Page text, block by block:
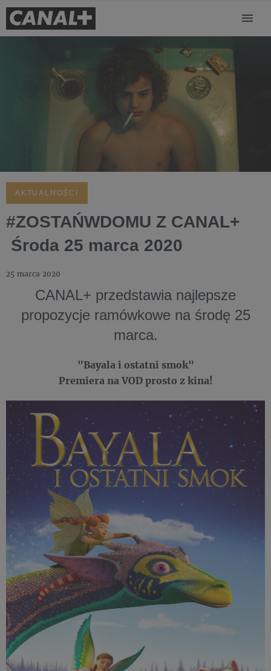
AKTUALNOŚCI
#ZOSTAŃWDOMU Z CANAL+
Środa 25 marca 2020
25 marca 2020
CANAL+ przedstawia najlepsze
propozycje ramówkowe na środę 25
marca.
"Bayala i ostatni smok"
Premiera na VOD prosto z kina!